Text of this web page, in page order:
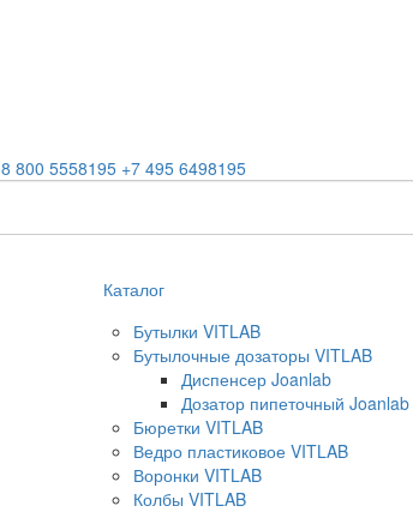
8 800 5558195 +7 495 6498195
Каталог
Бутылки VITLAB
Бутылочные дозаторы VITLAB
Диспенсер Joanlab
Дозатор пипеточный Joanlab
Бюретки VITLAB
Ведро пластиковое VITLAB
Воронки VITLAB
Колбы VITLAB